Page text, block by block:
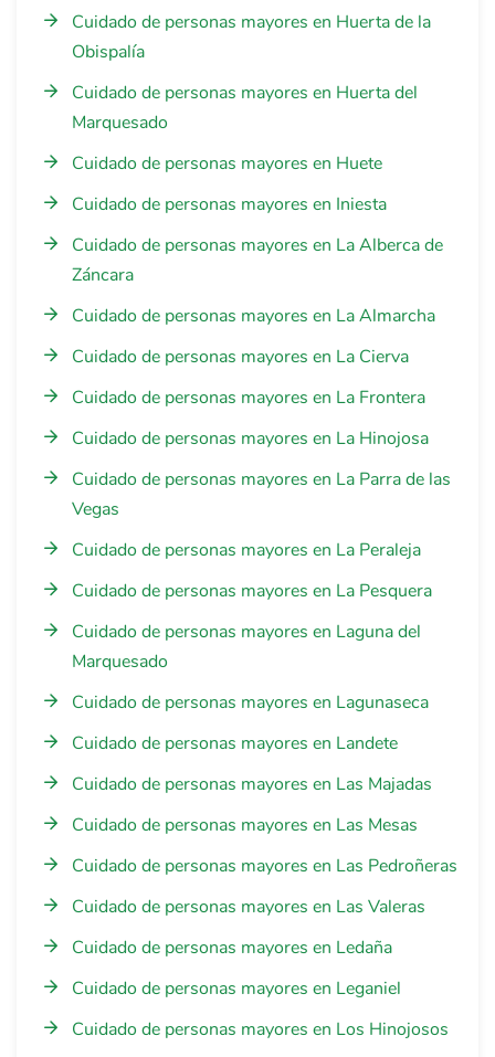
Cuidado de personas mayores en Huerta de la
Obispalía
Cuidado de personas mayores en Huerta del
Marquesado
Cuidado de personas mayores en Huete
Cuidado de personas mayores en Iniesta
Cuidado de personas mayores en La Alberca de
Záncara
Cuidado de personas mayores en La Almarcha
Cuidado de personas mayores en La Cierva
Cuidado de personas mayores en La Frontera
Cuidado de personas mayores en La Hinojosa
Cuidado de personas mayores en La Parra de las
Vegas
Cuidado de personas mayores en La Peraleja
Cuidado de personas mayores en La Pesquera
Cuidado de personas mayores en Laguna del
Marquesado
Cuidado de personas mayores en Lagunaseca
Cuidado de personas mayores en Landete
Cuidado de personas mayores en Las Majadas
Cuidado de personas mayores en Las Mesas
Cuidado de personas mayores en Las Pedroñeras
Cuidado de personas mayores en Las Valeras
Cuidado de personas mayores en Ledaña
Cuidado de personas mayores en Leganiel
Cuidado de personas mayores en Los Hinojosos